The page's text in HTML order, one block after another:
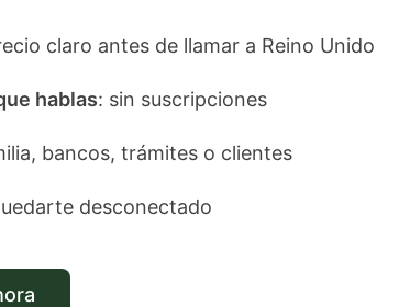
claro antes de llamar a Reino Unido
hablas: sin suscripciones
bancos, trámites o clientes
desconectado